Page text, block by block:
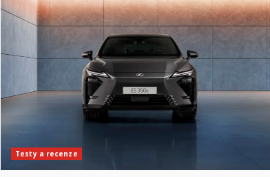
Testy a recenze